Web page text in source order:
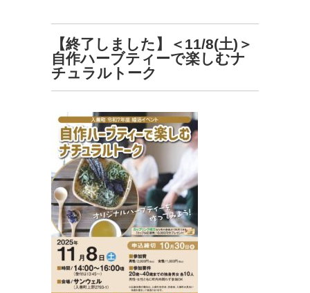
【終了しました】＜11/8(土)＞
自作ハーブティーで楽しむナ
チュラルトーク